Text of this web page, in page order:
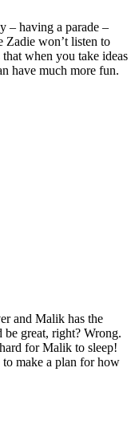
– having a parade –
Zadie won’t listen to
when you take ideas
have much more fun.
and Malik has the
great, right? Wrong.
for Malik to sleep!
make a plan for how